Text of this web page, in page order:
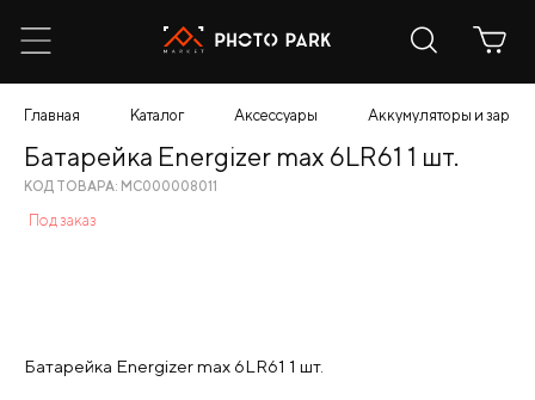
Главная Каталог Аксессуары Аккумуляторы и
Батарейка Energizer max 6LR61 1 шт.
Батарейка Energizer max 6LR61 1 шт.
КОД ТОВАРА: МС000008011
Под заказ